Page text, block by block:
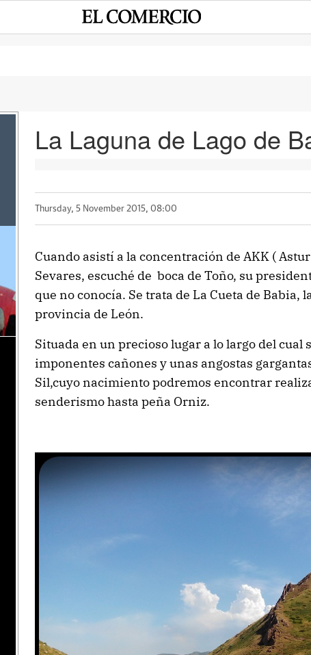
La Laguna de Lago de
Thursday, 5 November 2015, 08:00
Cuando asistí a la concentración de AKK (
Sevares, escuché de boca de Toño, su
que no conocía. Se trata de La Cueta de Babia,
provincia de León.
Situada en un precioso lugar a lo largo del cual
imponentes cañones y unas angostas
Sil,cuyo nacimiento podremos encontrar
senderismo hasta peña Orniz.